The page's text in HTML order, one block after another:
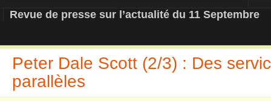
REOPEN911 – NEWS
Revue de presse sur l’actualité du 11 Septembre
Peter Dale Scott (2/3) : Des
parallèles